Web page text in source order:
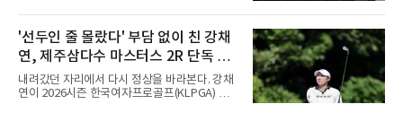
독은 단순히 더위를 이야기하지 않았다. 우천,
폭염, 부상 등 변수가 늘어나는 현실에서 현재
팀당 144경기 체제가 과연 지속 가능한지 질문
을 던졌다.물론 144경기가 세계적으로 특별히
많은 숫자는 아니다. 메이저리그는 팀당 162경
기, 일본프로야구도 143~144경기를 치른다. 숫
자만 놓고 보면 KBO가 유난히 혹사 구조라고 말
'선두인 줄 몰랐다' 부담 없이 친 강채
연, 제주삼다수 마스터스 2R 단독 선
두
내려갔던 자리에서 다시 정상을 바라본다. 강채
연이 2026시즌 한국여자프로골프(KLPGA) 투어